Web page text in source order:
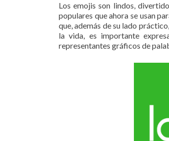
Los emojis son lindos,
populares que ahora se usan
que, además de su lado
la vida, es importante
representantes gráficos de